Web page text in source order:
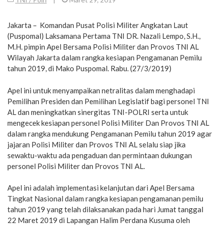
Jakarta – Komandan Pusat Polisi Militer Angkatan Laut
(Puspomal) Laksamana Pertama TNI DR. Nazali Lempo, S.H.,
M.H. pimpin Apel Bersama Polisi Militer dan Provos TNI AL
Wilayah Jakarta dalam rangka kesiapan Pengamanan Pemilu
tahun 2019, di Mako Puspomal. Rabu. (27/3/2019)
Apel ini untuk menyampaikan netralitas dalam menghadapi
Pemilihan Presiden dan Pemilihan Legislatif bagi personel TNI
AL dan meningkatkan sinergitas TNI-POLRI serta untuk
mengecek kesiapan personel Polisi Militer Dan Provos TNI AL
dalam rangka mendukung Pengamanan Pemilu tahun 2019 agar
jajaran Polisi Militer dan Provos TNI AL selalu siap jika
sewaktu-waktu ada pengaduan dan permintaan dukungan
personel Polisi Militer dan Provos TNI AL.
Apel ini adalah implementasi kelanjutan dari Apel Bersama
Tingkat Nasional dalam rangka kesiapan pengamanan pemilu
tahun 2019 yang telah dilaksanakan pada hari Jumat tanggal
22 Maret 2019 di Lapangan Halim Perdana Kusuma oleh